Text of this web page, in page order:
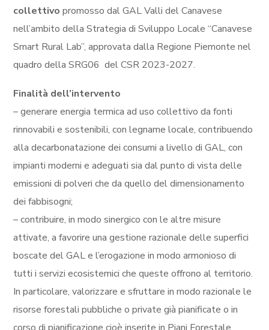
collettivopromosso dal GAL Valli del Canavese
nell’ambito della Strategia di Sviluppo Locale “Canavese
Smart Rural Lab”, approvata dalla Regione Piemonte nel
quadro della SRG06 del CSR 2023-2027.
Finalità dell’intervento
– generare energia termica ad uso collettivo da fonti
rinnovabili e sostenibili, con legname locale, contribuendo
alla decarbonatazione dei consumi a livello di GAL, con
impianti moderni e adeguati sia dal punto di vista delle
emissioni di polveri che da quello del dimensionamento
dei fabbisogni;
– contribuire, in modo sinergico con le altre misure
attivate, a favorire una gestione razionale delle superfici
boscate del GAL e l’erogazione in modo armonioso di
tutti i servizi ecosistemici che queste offrono al territorio.
In particolare, valorizzare e sfruttare in modo razionale le
risorse forestali pubbliche o private già pianificate o in